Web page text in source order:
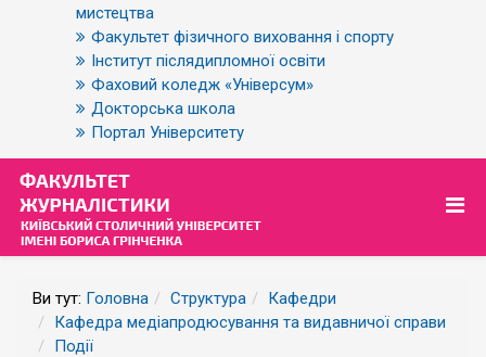
мистецтва
Факультет фізичного виховання і спорту
Інститут післядипломної освіти
Фаховий коледж «Універсум»
Докторська школа
Портал Університету
Ви тут: Головна Структура
Кафедри
Кафедра медіапродюсування та видавничої справи
Події